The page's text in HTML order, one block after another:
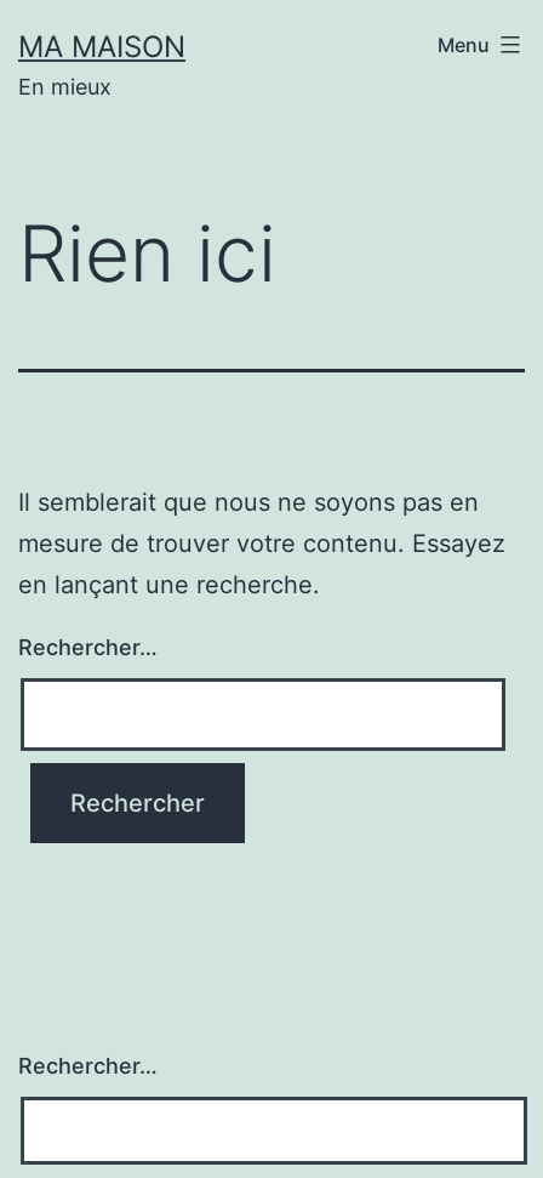
au
contenu
MA MAISON
En mieux
Menu
Rien ici
Il semblerait que nous ne soyons pas en
mesure de trouver votre contenu. Essayez
en lançant une recherche.
Rechercher…
Rechercher…